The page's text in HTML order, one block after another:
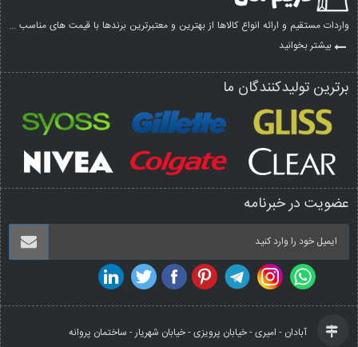
واردات مستقیم و ارائه انواع کالاها از بهترین و معتبرترین برندها با قیمت های مناسب ...
بیشتر بخوانید
برترین تولیدکنندگان ما
عضویت در خبرنامه
آبادان - امیری - خیابان پرویزی - خیابان شهریار - ساختمان پروانه